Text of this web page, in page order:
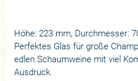
Höhe: 223 mm, Durchmesser:
Perfektes Glas für große
edlen Schaumweine mit viel
Ausdruck.